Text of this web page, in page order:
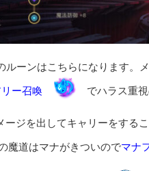
ルーンはこちらになります。
ー召喚 でハラス重視
ージを出してキャリーをする
魔道はマナがきついのでマナ